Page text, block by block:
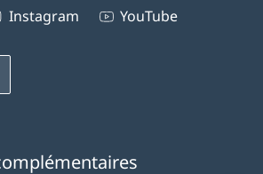
Instagram YouTube